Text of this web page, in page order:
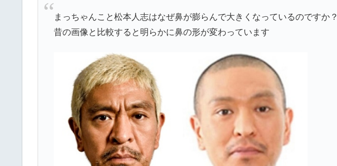
まっちゃんこと松本人志はなぜ鼻が膨らんで大きくなっているのですか？
昔の画像と比較すると明らかに鼻の形が変わっています